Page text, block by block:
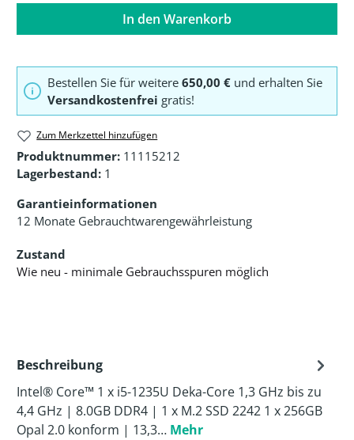
In den Warenkorb
Bestellen Sie für weitere 650,00 € und erhalten Sie
Versandkostenfrei gratis!
Zum Merkzettel hinzufügen
Produktnummer: 11115212
Lagerbestand: 1
Garantieinformationen
12 Monate Gebrauchtwarengewährleistung
Zustand
Wie neu - minimale Gebrauchsspuren möglich
Beschreibung
Intel® Core™ 1 x i5-1235U Deka-Core 1,3 GHz bis zu
4,4 GHz | 8.0GB DDR4 | 1 x M.2 SSD 2242 1 x 256GB
Opal 2.0 konform | 13,3… Mehr